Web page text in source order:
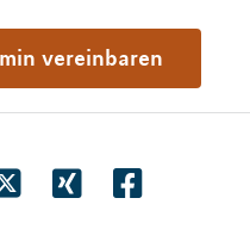
vereinbaren